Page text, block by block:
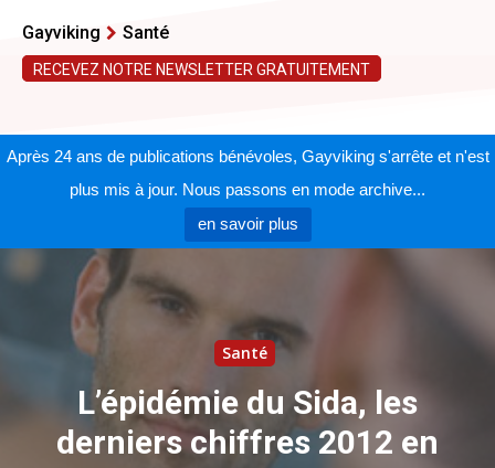
Gayviking Santé
RECEVEZ NOTRE NEWSLETTER GRATUITEMENT